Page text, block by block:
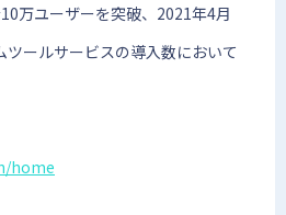
万ユーザーを突破、2021年4月
ツールサービスの導入数において
home